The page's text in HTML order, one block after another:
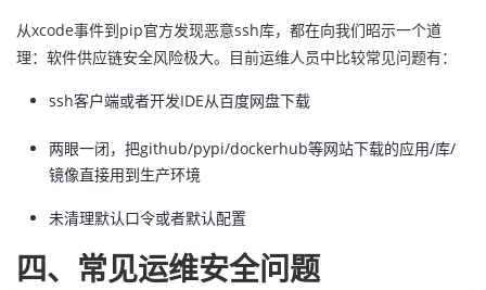
从xcode事件到pip官方发现恶意ssh库，都在向我们昭示一个道
理：软件供应链安全风险极大。目前运维人员中比较常见问题有：
ssh客户端或者开发IDE从百度网盘下载
两眼一闭，把github/pypi/dockerhub等网站下载的应用/库/
镜像直接用到生产环境
未清理默认口令或者默认配置
四、常见运维安全问题